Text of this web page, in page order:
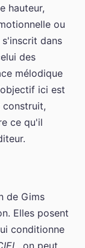
hauteur,
ou
dans
des
mélodique
ici est
ce qu'il
de Gims
Elles posent
conditionne
, on peut